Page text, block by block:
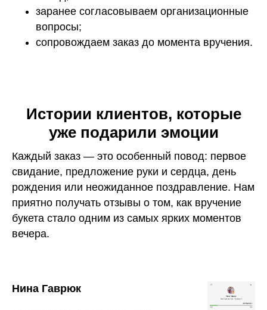
заранее согласовываем организационные
вопросы;
сопровождаем заказ до момента вручения.
Истории клиентов, которые
уже подарили эмоции
Каждый заказ — это особенный повод: первое
свидание, предложение руки и сердца, день
рождения или неожиданное поздравление. Нам
приятно получать отзывы о том, как вручение
букета стало одним из самых ярких моментов
вечера.
Нина Гаврюк